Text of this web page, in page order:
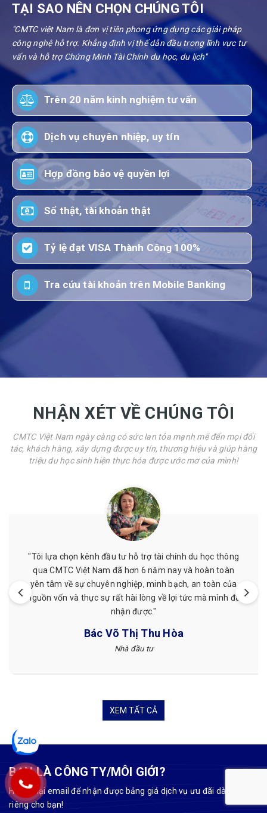
TẠI SAO NÊN CHỌN CHÚNG TÔI
"CMTC việt Nam là đơn vị tiên phong ứng dụng các giải pháp
công nghệ hỗ trợ. Khẳng định vị thế dẫn đầu trong lĩnh vực tư
vấn và hỗ trợ Chứng Minh Tài Chính du học, du lịch"
Trên 20 năm kinh nghiệm tư vấn
Dịch vụ chuyên nhiệp, uy tín
Hợp đồng bảo vệ quyền lợi
Sổ thật, tài khoản thật
Tỷ lệ đạt VISA Thành Công 100%
Tra cứu tài khoản trên Mobile Banking
NHẬN XÉT VỀ CHÚNG TÔI
CMTC Việt Nam ngày càng có sức lan tỏa mạnh mẽ đến mọi đối
tác, khách hàng, xây dựng được uy tín, thương hiệu và giúp hàng
triệu du học sinh hiện thực hóa được ước mơ của mình!
"Mình đã từng được hỗ trợ chứng minh tài chính ở đây,
giá cả phải chăng, nhân viên nhiệt tình, làm việc đúng
hẹn. Mình đã từng làm ở nơi khác nhưng sau khi làm với
CMTC Việt Nam mình thấy hài lòng hơn."
Tuyết Nguyễn
Khách hàng
XEM TẤT CẢ
BẠN LÀ CÔNG TY/MÔI GIỚI?
Hãy để lại email để nhận được bảng giá dịch vụ ưu đãi dành
riêng cho bạn!